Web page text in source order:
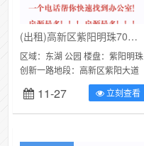
(出租)高新区紫阳明珠70平米写字楼出租
区域：东湖 公园 楼盘：紫阳明珠
创新一路地段：高新区紫阳大道
紫阳明珠租附近类别：写字楼
（可注册公司）面积：70㎡价
格：1900...
11-27 立刻查看